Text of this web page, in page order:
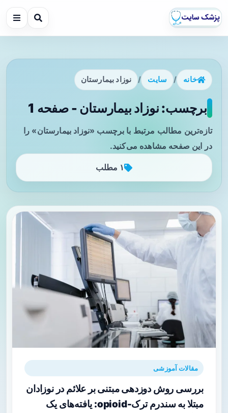
خانه / سایت / نوزاد بیمارستان
برچسب: نوزاد بیمارستان - صفحه 1
تازه‌ترین مطالب مرتبط با برچسب «نوزاد بیمارستان» را
در این صفحه مشاهده می‌کنید.
۱ مطلب
مقالات آموزشی
بررسی روش دوزدهی مبتنی بر علائم در نوزادان
مبتلا به سندرم ترک-opioid: یافته‌های یک